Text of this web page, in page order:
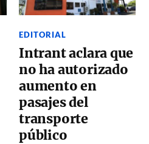
EDITORIAL
Intrant aclara que
no ha autorizado
aumento en
pasajes del
transporte
público